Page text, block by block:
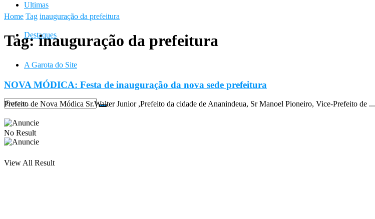
Ultimas
Destaques
A Garota do Site
No Result
View All Result
Home Tag inauguração da prefeitura
Tag:inauguração da prefeitura
NOVA MÓDICA: Festa de inauguração da nova sede prefeitura
Prefeito de Nova Módica Sr.Walter Junior ,Prefeito da cidade de Ananindeua, Sr Manoel Pioneiro, Vice-Prefeito de ...